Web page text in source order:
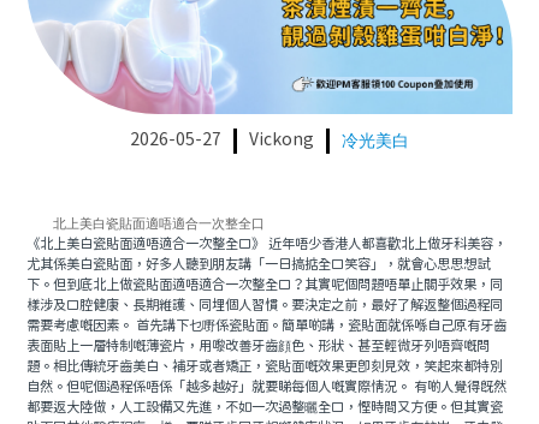
2026-05-27 Vickong 冷光美白
北上美白瓷貼面適唔適合一次整全口
《北上美白瓷貼面適唔適合一次整全口》 近年唔少香港人都喜歡北上做牙科美容，
尤其係美白瓷貼面，好多人聽到朋友講「一日搞掂全口笑容」，就會心思思想試
下。但到底北上做瓷貼面適唔適合一次整全口？其實呢個問題唔單止關乎效果，同
樣涉及口腔健康、長期維護、同埋個人習慣。要決定之前，最好了解返整個過程同
需要考慮嘅因素。 首先講下乜嘢係瓷貼面。簡單啲講，瓷貼面就係喺自己原有牙齒
表面貼上一層特制嘅薄瓷片，用嚟改善牙齒顔色、形狀、甚至輕微牙列唔齊嘅問
題。相比傳統牙齒美白、補牙或者矯正，瓷貼面嘅效果更即刻見效，笑起來都特別
自然。但呢個過程係唔係「越多越好」就要睇每個人嘅實際情況。 有啲人覺得既然
都要返大陸做，人工設備又先進，不如一次過整曬全口，慳時間又方便。但其實瓷